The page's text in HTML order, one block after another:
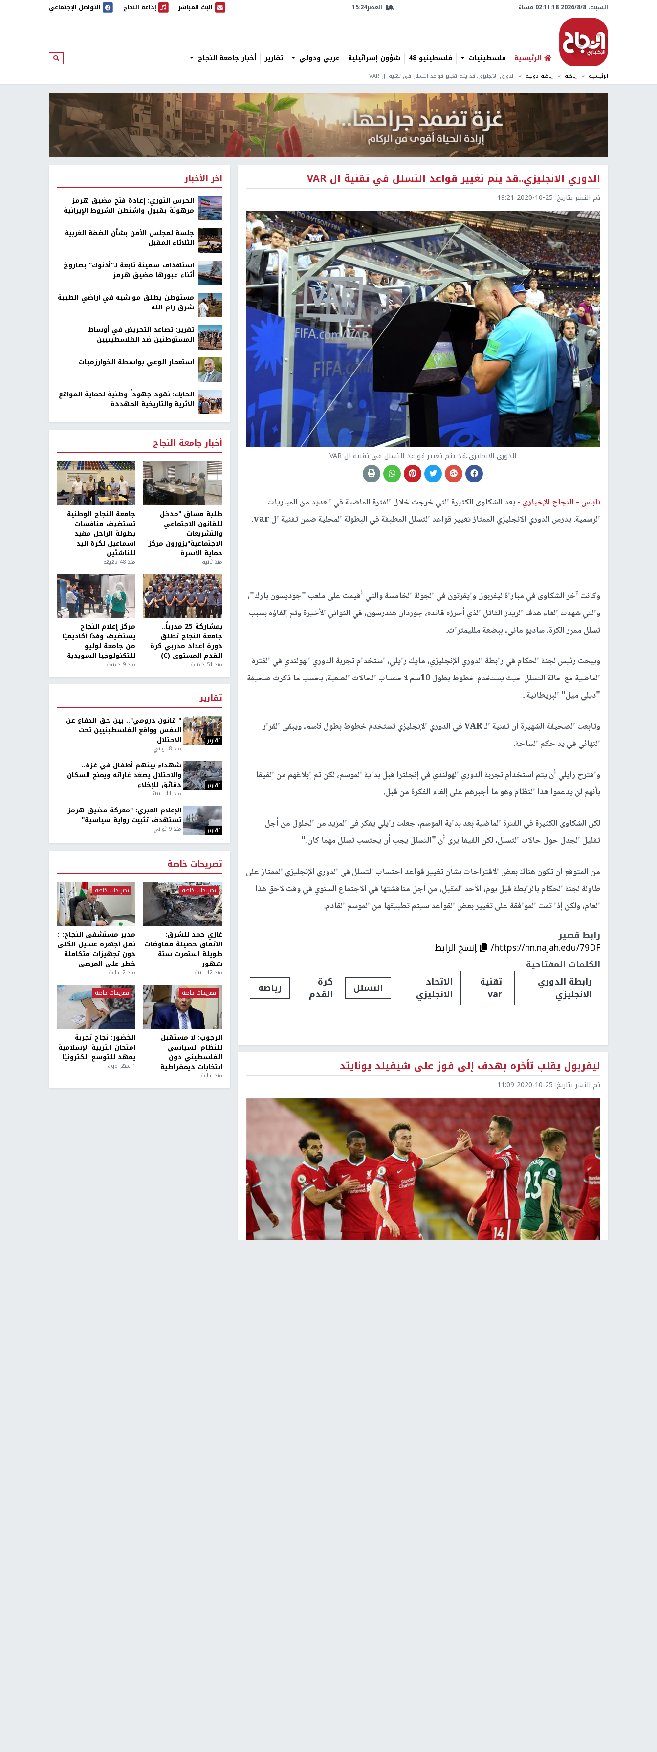
السبت، 8/‏8/‏2026 02:11:19 مساءً العصر15:24 البث المباشر
البث المباشر إذاعة النجاح
إذاعة النجاح التواصل الإجتماعي
الرئيسية فلسطينيات فلسطينيو 48 شؤون إسرائيلية عربي ودولي تقارير أخبار جامعة النجاح ابحث
الرئيسية رياضة رياضة دولية الدوري الانجليزي..قد يتم تغيير قواعد التسلل في تقنية ال VAR
الدوري الانجليزي..قد يتم تغيير قواعد التسلل في تقنية ال VAR
تم النشر بتاريخ: 2020-10-25 19:21
الدوري الانجليزي..قد يتم تغيير قواعد التسلل في تقنية ال VAR
نابلس - النجاح الإخباري -بعد الشكاوى الكثيرة التي خرجت خلال الفترة الماضية في العديد من المباريات
الرسمية.يدرس الدوري الإنجليزي الممتاز تغيير قواعد التسلل المطبقة في البطولة المحلية ضمن تقنية ال var.
وكانت آخر الشكاوى في مباراة ليفربول وإيفرتون في الجولة الخامسة والتي أقيمت على ملعب "جوديسون بارك"،
والتي شهدت إلغاء هدف الريدز القاتل الذي أحرزه قائده، جوردان هندرسون، في الثواني الأخيرة وتم إلغاؤه بسبب
تسلل ممرر الكرة، ساديو ماني، ببضعة ملليمترات.
ويبحث رئيس لجنة الحكام في رابطة الدوري الإنجليزي، مايك رايلي، استخدام تجربة الدوري الهولندي في الفترة
الماضية مع حالة التسلل حيث يستخدم خطوط بطول 10سم لاحتساب الحالات الصعبة، بحسب ما ذكرت صحيفة
"ديلي ميل" البريطانية .
وتابعت الصحيفة الشهيرة أن تقنية الـVAR
في الدوري الإنجليزي تستخدم خطوط بطول 5سم، ويبقى القرار
النهائي في يد حكم الساحة.
واقترح رايلي أن يتم استخدام تجربة الدوري الهولندي في إنجلترا قبل بداية الموسم، لكن تم إبلاغهم من الفيفا
بأنهم لن يدعموا هذا النظام وهو ما أجبرهم على إلغاء الفكرة من قبل.
لكن الشكاوى الكثيرة في الفترة الماضية بعد بداية الموسم، جعلت رايلي يفكر في المزيد من الحلول من أجل
تقليل الجدل حول حالات التسلل، لكن الفيفا يرى أن "التسلل يجب أن يحتسب تسلل مهما كان."
من المتوقع أن تكون هناك بعض الاقتراحات بشأن تغيير قواعد احتساب التسلل في الدوري الإنجليزي الممتاز على
طاولة لجنة الحكام بالرابطة قبل يوم، الأحد المقبل، من أجل مناقشتها في الاجتماع السنوي في وقت لاحق هذا
العام، ولكن إذا تمت الموافقة على تغيير بعض القواعد سيتم تطبيقها من الموسم القادم.
رابط قصير
https://nn.najah.edu/79DF/
إنسخ الرابط
الكلمات المفتاحية
رابطة الدوري
الانجليزي
تقنية
var
الاتحاد
الانجليزي التسلل كرة
القدم رياضة
ليفربول يقلب تأخره بهدف إلى فوز على شيفيلد يونايتد
تم النشر بتاريخ: 2020-10-25 11:09
اخر الأخبار
الحرس الثوري: إعادة فتح مضيق هرمز
مرهونة بقبول واشنطن الشروط الإيرانية
جلسة لمجلس الأمن بشأن الضفة الغربية
الثلاثاء المقبل
استهداف سفينة تابعة لـ"أدنوك" بصاروخ
أثناء عبورها مضيق هرمز
مستوطن يطلق مواشيه في أراضي الطيبة
شرق رام الله
تقرير: تصاعد التحريض في أوساط
المستوطنين ضد الفلسطينيين
استعمار الوعي بواسطة الخوارزميات
الحايك: نقود جهوداً وطنية لحماية المواقع
الأثرية والتاريخية المهددة
أخبار جامعة النجاح
طلبة مساق "مدخل
للقانون الاجتماعي
والتشريعات
الاجتماعية"يزورون مركز
حماية الأسرة
منذ ثانية
جامعة النجاح الوطنية
تستضيف منافسات
بطولة الراحل مفيد
اسماعيل لكرة اليد
للناشئين
منذ 48 دقيقة
بمشاركة 25 مدرباً..
جامعة النجاح تطلق
دورة إعداد مدربي كرة
القدم المستوى (C)
منذ 51 دقيقة
مركز إعلام النجاح
يستضيف وفدًا أكاديميًا
من جامعة لوليو
للتكنولوجيا السويدية
منذ 9 دقيقة
تقارير
تقارير
" قانون درومي".. بين حق الدفاع عن
النفس وواقع الفلسطينيين تحت
الاحتلال
منذ 8 ثواني
تقارير
شهداء بينهم أطفال في غزة..
والاحتلال يصعّد غاراته ويمنح السكان
دقائق للإخلاء
منذ 11 ثانية
تقارير
الإعلام العبري: "معركة مضيق هرمز
تستهدف تثبيت رواية سياسية"
منذ 9 ثواني
تصريحات خاصة
تصريحات خاصة
غازي حمد للشرق:
الاتفاق حصيلة مفاوضات
طويلة استمرت ستة
شهور
منذ 12 ثانية
تصريحات خاصة
مدير مستشفى النجاح: :
نقل أجهزة غسيل الكلى
دون تجهيزات متكاملة
خطر على المرضى
منذ 2 ساعة
تصريحات خاصة
الرجوب: لا مستقبل
للنظام السياسي
الفلسطيني دون
انتخابات ديمقراطية
منذ ساعة
تصريحات خاصة
الخضور: نجاح تجربة
امتحان التربية الإسلامية
يمهد للتوسع إلكترونيًا
1 شهر ago